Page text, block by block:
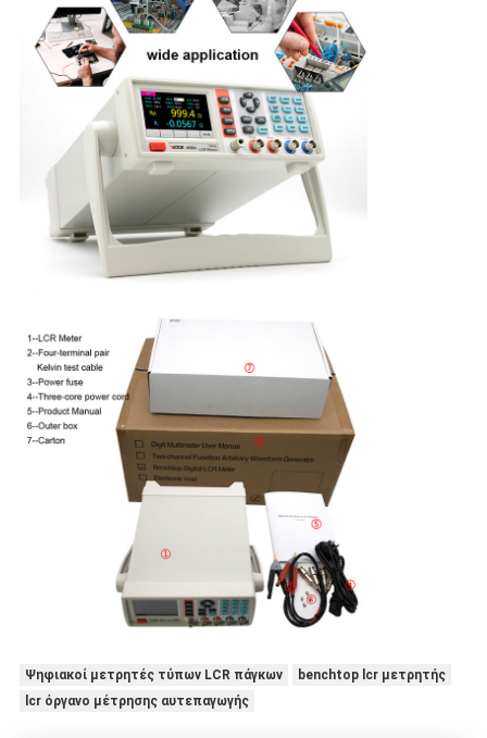
Ψηφιακοί μετρητές τύπων LCR πάγκων
benchtop lcr μετρητής
lcr όργανο μέτρησης αυτεπαγωγής